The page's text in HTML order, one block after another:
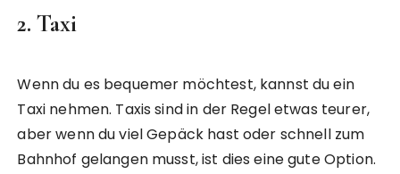
2. Taxi
Wenn du es bequemer möchtest, kannst du ein
Taxi nehmen. Taxis sind in der Regel etwas teurer,
aber wenn du viel Gepäck hast oder schnell zum
Bahnhof gelangen musst, ist dies eine gute Option.